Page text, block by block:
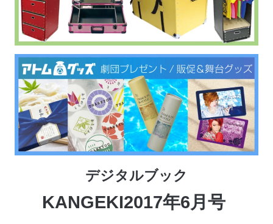
デジタルブック
KANGEKI2017年6月号